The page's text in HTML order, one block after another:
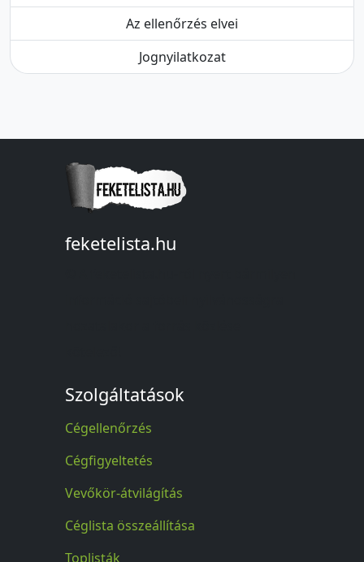
Az ellenőrzés elvei
Jognyilatkozat
feketelista.hu
Szolgáltatások
Cégellenőrzés
Cégfigyeltetés
Vevőkör-átvilágítás
Céglista összeállítása
Toplisták